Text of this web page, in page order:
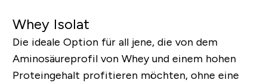
Whey Isolat
Die ideale Option für all jene, die von dem
Aminosäureprofil von Whey und einem hohen
Proteingehalt profitieren möchten, ohne eine